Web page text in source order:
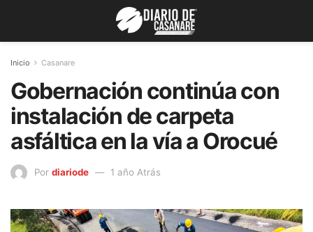
Inicio Casanare
Gobernación continúa con
instalación de carpeta
asfáltica en la vía a Orocué
Por diariode 1 año Atrás